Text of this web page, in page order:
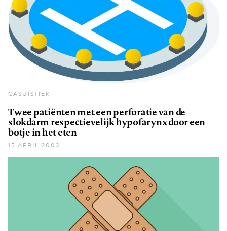
CASUÏSTIEK
Twee patiënten met een perforatie van de
slokdarm respectievelijk hypofarynx door een
botje in het eten
15 APRIL 2003